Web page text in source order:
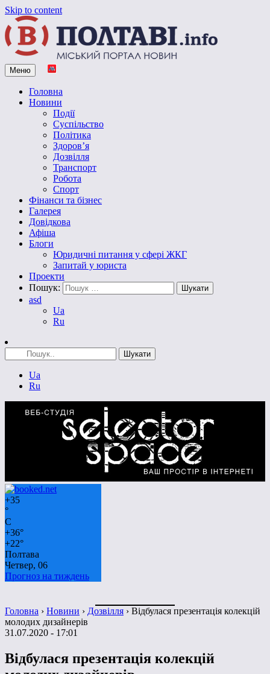
Skip to content
Vpoltave.info
Полтавський портал новин
Меню
Головна
Новини
Події
Суспільство
Політика
Здоров’я
Дозвілля
Транспорт
Робота
Спорт
Фінанси та бізнес
Галерея
Довідкова
Афіша
Блоги
Юридичні питання у сфері ЖКГ
Запитай у юриста
Проекти
Пошук:
asd
Ua
Ru
Ua
Ru
+35
°
C
+36°
+22°
Полтава
Четвер, 06
Прогноз на тиждень
Головна › Новини › Дозвілля › Відбулася презентація колекцій
молодих дизайнерів
31.07.2020 - 17:01
Відбулася презентація колекцій